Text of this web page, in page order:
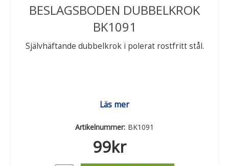
BESLAGSBODEN DUBBELKROK
BK1091
Självhäftande dubbelkrok i polerat rostfritt stål.
Läs mer
Artikelnummer: BK1091
99kr